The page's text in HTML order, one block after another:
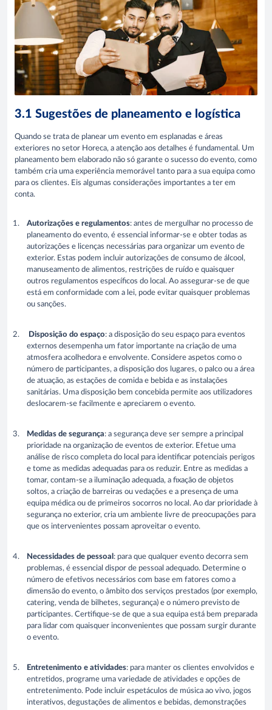
3.1 Sugestões de planeamento e logística
Quando se trata de planear um evento em esplanadas e áreas
exteriores no setor Horeca, a atenção aos detalhes é fundamental. Um
planeamento bem elaborado não só garante o sucesso do evento, como
também cria uma experiência memorável tanto para a sua equipa como
para os clientes. Eis algumas considerações importantes a ter em
conta.
Autorizações e regulamentos: antes de mergulhar no processo de
planeamento do evento, é essencial informar-se e obter todas as
autorizações e licenças necessárias para organizar um evento de
exterior. Estas podem incluir autorizações de consumo de álcool,
manuseamento de alimentos, restrições de ruído e quaisquer
outros regulamentos específicos do local. Ao assegurar-se de que
está em conformidade com a lei, pode evitar quaisquer problemas
ou sanções.
Disposição do espaço: a disposição do seu espaço para eventos
externos desempenha um fator importante na criação de uma
atmosfera acolhedora e envolvente. Considere aspetos como o
número de participantes, a disposição dos lugares, o palco ou a área
de atuação, as estações de comida e bebida e as instalações
sanitárias. Uma disposição bem concebida permite aos utilizadores
deslocarem-se facilmente e apreciarem o evento.
Medidas de segurança: a segurança deve ser sempre a principal
prioridade na organização de eventos de exterior. Efetue uma
análise de risco completa do local para identificar potenciais perigos
e tome as medidas adequadas para os reduzir. Entre as medidas a
tomar, contam-se a iluminação adequada, a fixação de objetos
soltos, a criação de barreiras ou vedações e a presença de uma
equipa médica ou de primeiros socorros no local. Ao dar prioridade à
segurança no exterior, cria um ambiente livre de preocupações para
que os intervenientes possam aproveitar o evento.
Necessidades de pessoal : para que qualquer evento decorra sem
problemas, é essencial dispor de pessoal adequado. Determine o
número de efetivos necessários com base em fatores como a
dimensão do evento, o âmbito dos serviços prestados (por exemplo,
catering, venda de bilhetes, segurança) e o número previsto de
participantes. Certifique-se de que a sua equipa está bem preparada
para lidar com quaisquer inconvenientes que possam surgir durante
o evento.
Entretenimento e atividades: para manter os clientes envolvidos e
entretidos, programe uma variedade de atividades e opções de
entretenimento. Pode incluir espetáculos de música ao vivo, jogos
interativos, degustações de alimentos e bebidas, demonstrações